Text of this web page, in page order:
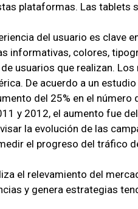
plataformas. Las tablets
del usuario es clave
informativas, colores,
usuarios que realizan.
De acuerdo a un
del 25% en el número
y 2012, el aumento fue
la evolución de las
el progreso del tráfico
el relevamiento del
y genera estrategias